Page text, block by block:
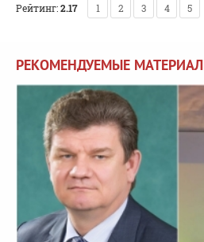
Рейтинг:2.17 1 2 3 4 5
РЕКОМЕНДУЕМЫЕ